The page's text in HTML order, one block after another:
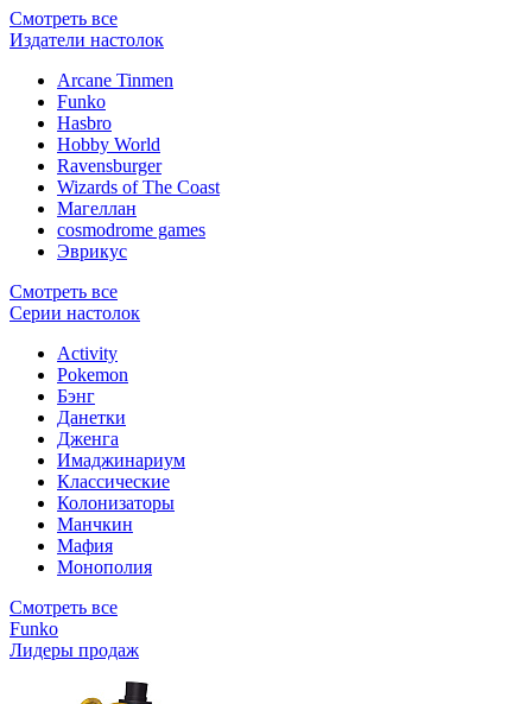
Смотреть все
Издатели настолок
Arcane Tinmen
Funko
Hasbro
Hobby World
Ravensburger
Wizards of The Coast
Магеллан
сosmodrome games
Эврикус
Смотреть все
Серии настолок
Activity
Pokemon
Бэнг
Данетки
Дженга
Имаджинариум
Классические
Колонизаторы
Манчкин
Мафия
Монополия
Смотреть все
Funko
Лидеры продаж